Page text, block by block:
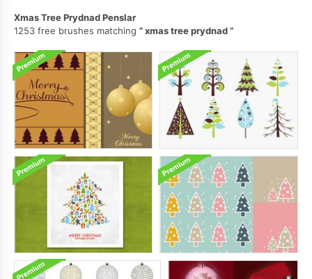
Xmas Tree Prydnad Penslar
1253 free brushes matching
xmas tree prydnad